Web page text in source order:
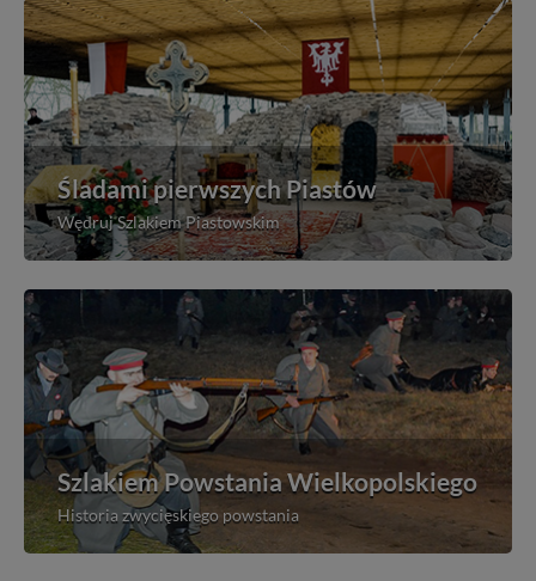
Śladami pierwszych Piastów
Wędruj Szlakiem Piastowskim
Szlakiem Powstania Wielkopolskiego
Historia zwycięskiego powstania